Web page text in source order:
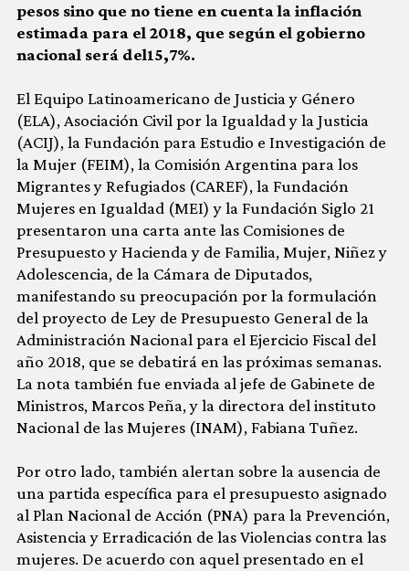
pesos sino que no tiene en cuenta la inflación
estimada para el 2018, que según el gobierno
nacional será del15,7%.
El Equipo Latinoamericano de Justicia y Género
(ELA), Asociación Civil por la Igualdad y la Justicia
(ACIJ), la Fundación para Estudio e Investigación de
la Mujer (FEIM), la Comisión Argentina para los
Migrantes y Refugiados (CAREF), la Fundación
Mujeres en Igualdad (MEI) y la Fundación Siglo 21
presentaron una carta ante las Comisiones de
Presupuesto y Hacienda y de Familia, Mujer, Niñez y
Adolescencia, de la Cámara de Diputados,
manifestando su preocupación por la formulación
del proyecto de Ley de Presupuesto General de la
Administración Nacional para el Ejercicio Fiscal del
año 2018, que se debatirá en las próximas semanas.
La nota también fue enviada al jefe de Gabinete de
Ministros, Marcos Peña, y la directora del instituto
Nacional de las Mujeres (INAM), Fabiana Tuñez.
Por otro lado, también alertan sobre la ausencia de
una partida específica para el presupuesto asignado
al Plan Nacional de Acción (PNA) para la Prevención,
Asistencia y Erradicación de las Violencias contra las
mujeres. De acuerdo con aquel presentado en el